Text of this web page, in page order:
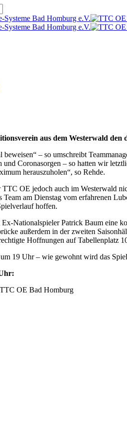
aus dem Westerwald den
beweisen“ – so umschreibt
und Coronasorgen – so hatten wir
herauszuholen“, so Rehde.
OE jedoch auch im Westerwald
Team am Dienstag vom erfahrenen
hoffen.
Nationalspieler Patrick Baum eine
außerdem in der zweiten
Hoffnungen auf Tabellenplatz
19 Uhr – wie gewohnt wird das
OE Bad Homburg